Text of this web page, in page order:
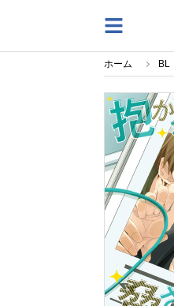
ホーム BL